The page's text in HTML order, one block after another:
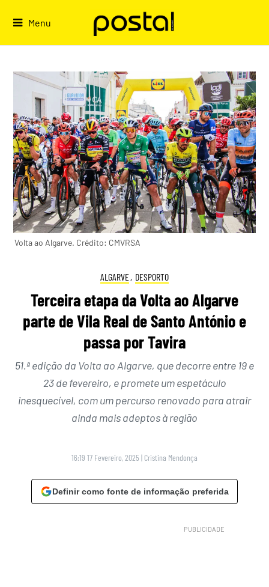
Menu
Volta ao Algarve. Crédito: CMVRSA
ALGARVE, DESPORTO
Terceira etapa da Volta ao Algarve
parte de Vila Real de Santo António e
passa por Tavira
51.ª edição da Volta ao Algarve, que decorre entre 19 e
23 de fevereiro, e promete um espetáculo
inesquecível, com um percurso renovado para atrair
ainda mais adeptos à região
16:19 17 Fevereiro, 2025 | Cristina Mendonça
Definir como fonte de informação preferida